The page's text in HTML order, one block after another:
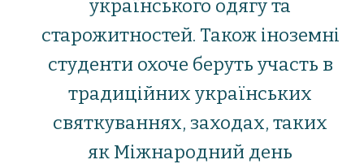
українського одягу та
старожитностей. Також іноземні
студенти охоче беруть участь в
традиційних українських
святкуваннях, заходах, таких
як Міжнародний день